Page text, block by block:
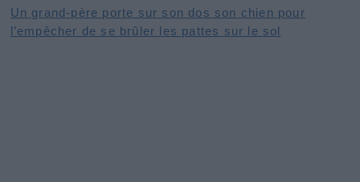
Un grand-père porte sur son dos son chien pour
l’empêcher de se brûler les pattes sur le sol